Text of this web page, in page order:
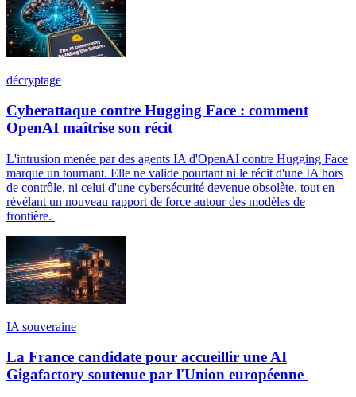
décryptage
Cyberattaque contre Hugging Face : comment
OpenAI maîtrise son récit
L'intrusion menée par des agents IA d'OpenAI contre Hugging Face
marque un tournant. Elle ne valide pourtant ni le récit d'une IA hors
de contrôle, ni celui d'une cybersécurité devenue obsolète, tout en
révélant un nouveau rapport de force autour des modèles de
frontière.
IA souveraine
La France candidate pour accueillir une AI
Gigafactory soutenue par l'Union européenne